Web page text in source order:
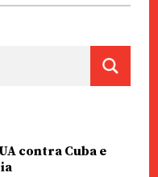
contra Cuba e